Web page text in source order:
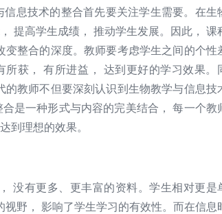
息技术的整合首先要关注学生需要。在生
提高学生成绩， 推动学生发展。因此， 课
整合的深度。教师要考虑学生之间的个性
获， 有所进益， 达到更好的学习效果。
教师不但要深刻认识到生物教学与信息技
是一种形式与内容的完美结合， 每一个教
到理想的效果。
有更多、更丰富的资料。学生相对更是
野， 影响了学生学习的有效性。而在信息